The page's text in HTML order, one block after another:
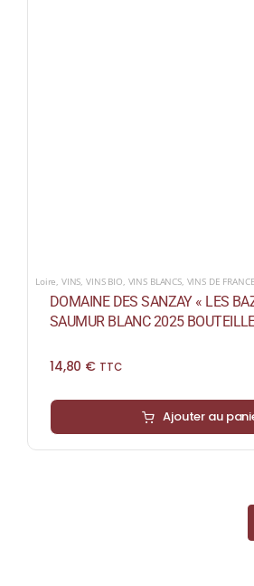
Loire, VINS,VINS BIO, VINS BLANCS, VINS DE FRANCE
DOMAINE DES SANZAY « LES
SAUMUR BLANC 2025
14,80 € TTC
Ajouter au